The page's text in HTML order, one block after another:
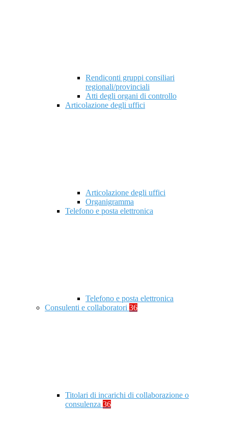
Rendiconti gruppi consiliari
regionali/provinciali
Atti degli organi di controllo
Articolazione degli uffici
Articolazione degli uffici
Organigramma
Telefono e posta elettronica
Telefono e posta elettronica
Consulenti e collaboratori 36
Titolari di incarichi di collaborazione o
consulenza 36